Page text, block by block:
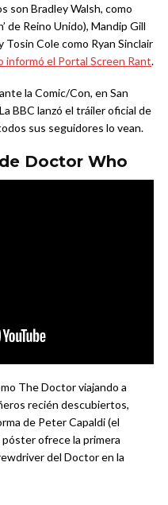
son Bradley Walsh, como
de Reino Unido), Mandip Gill
Tosin Cole como Ryan Sinclair
informó el Portal Screen Rant.
la Comic/Con, en San
BBC lanzó el tráiler oficial de
sus seguidores lo vean.
Doctor Who
The Doctor viajando a
recién descubiertos,
de Peter Capaldi (el
ofrece la primera
del Doctor en la